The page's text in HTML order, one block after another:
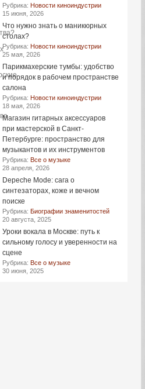
Рубрика: Новости киноиндустрии
15 июня, 2026
Что нужно знать о маникюрных
столах?
Рубрика: Новости киноиндустрии
25 мая, 2026
Парикмахерские тумбы: удобство
и порядок в рабочем пространстве
салона
Рубрика: Новости киноиндустрии
18 мая, 2026
Магазин гитарных аксессуаров
при мастерской в Санкт-
Петербурге: пространство для
музыкантов и их инструментов
Рубрика: Все о музыке
28 апреля, 2026
Depeche Mode: сага о
синтезаторах, коже и вечном
поиске
Рубрика: Биографии знаменитостей
20 августа, 2025
Уроки вокала в Москве: путь к
сильному голосу и уверенности на
сцене
Рубрика: Все о музыке
30 июня, 2025